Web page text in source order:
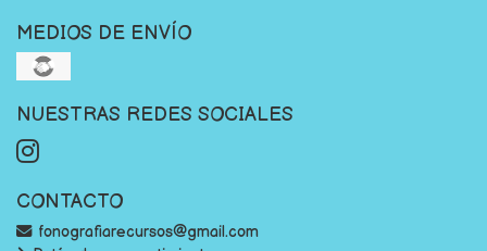
MEDIOS DE ENVÍO
NUESTRAS REDES SOCIALES
CONTACTO
fonografiarecursos@gmail.com